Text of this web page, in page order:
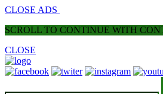
CLOSE ADS
SCROLL TO CONTINUE WITH
CLOSE